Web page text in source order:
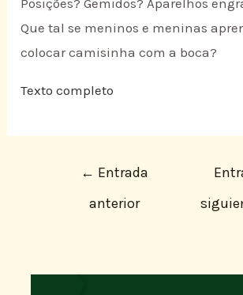
Posições? Gemidos? Aparelhos
Que tal se meninos e meninas
colocar camisinha com a boca?
Texto completo
← Entrada
anterior